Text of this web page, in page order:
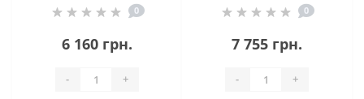
0
6 160 грн.
- +
0
7 755 грн.
- +